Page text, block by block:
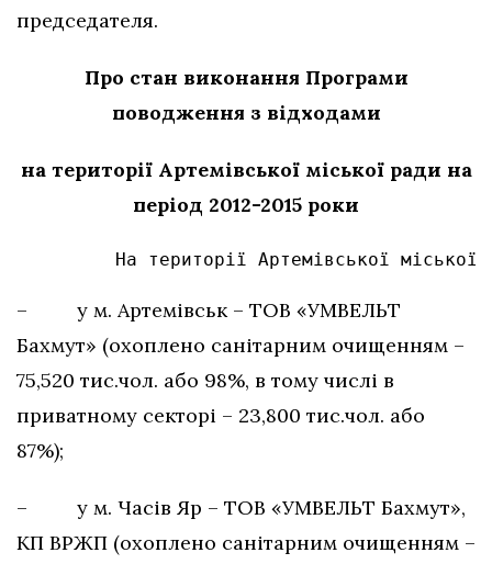
председателя.
Про стан виконання Програми
поводження з відходами
на території Артемівської міської ради на
період 2012-2015 роки
На території Артемівської міської
– у м. Артемівськ – ТОВ «УМВЕЛЬТ
Бахмут» (охоплено санітарним очищенням –
75,520 тис.чол. або 98%, в тому числі в
приватному секторі – 23,800 тис.чол. або
87%);
– у м. Часів Яр – ТОВ «УМВЕЛЬТ Бахмут»,
КП ВРЖП (охоплено санітарним очищенням –